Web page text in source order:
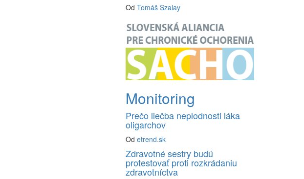
OdTomáš Szalay
Monitoring
Prečo liečba neplodnosti láka
oligarchov
Odetrend.sk
Zdravotné sestry budú
protestovať proti rozkrádaniu
zdravotníctva